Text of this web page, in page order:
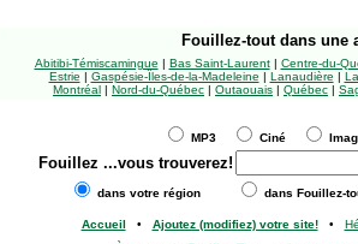
Fouillez-tout dans une
Abitibi-Témiscamingue | Bas Saint-Laurent| Centre-du-
Estrie | Gaspésie-Îles-de-la-Madeleine | Lanaudière |
Montréal | Nord-du-Québec | Outaouais | Québec |
MP3 Ciné
Fouillez ...vous trouverez!
dans votre région dans Fouillez-
Accueil • Ajoutez (modifiez) votre site!•